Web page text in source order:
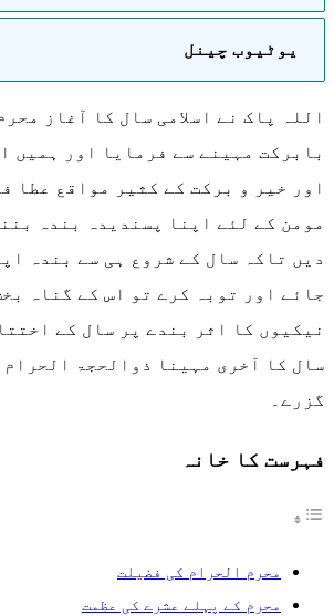
یوٹیوب چینل
اللہ پاک نے اسلامی سال کا آغاز
بابرکت مہینے سے فرمایا اور ہمیں
اور خیر و برکت کے کثیر مواقع عطا
مومن کے لئے اپنا پسندیدہ بندہ
دیں تاکہ سال کے شروع ہی سے بندہ
جائے اور توبہ کرے تو اس کے گناہ
نیکیوں کا اثر بندے پر سال کے
سال کا آخری مہینا ذوالحجۃ الحرام
گزرے۔
فہرست کا خانہ
محرم الحرام کی فضیلت
محرم کے پہلے عشرے کی عظمت